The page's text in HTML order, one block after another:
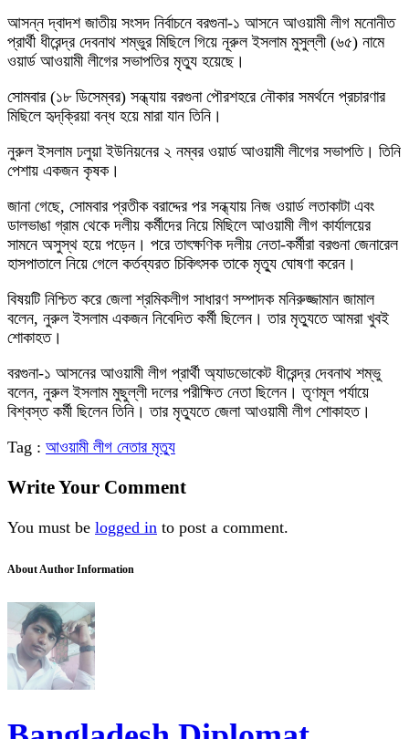
আসন্ন দ্বাদশ জাতীয় সংসদ নির্বাচনে বরগুনা-১ আসনে আওয়ামী লীগ মনোনীত
প্রার্থী ধীরেন্দ্র দেবনাথ শম্ভুর মিছিলে গিয়ে নূরুল ইসলাম মুসুল্লী (৬৫) নামে
ওয়ার্ড আওয়ামী লীগের সভাপতির মৃত্যু হয়েছে।
সোমবার (১৮ ডিসেম্বর) সন্ধ্যায় বরগুনা পৌরশহরে নৌকার সমর্থনে প্রচারণার
মিছিলে হৃদ্‌ক্রিয়া বন্ধ হয়ে মারা যান তিনি।
নুরুল ইসলাম ঢলুয়া ইউনিয়নের ২ নম্বর ওয়ার্ড আওয়ামী লীগের সভাপতি। তিনি
পেশায় একজন কৃষক।
জানা গেছে, সোমবার প্রতীক বরাদ্দের পর সন্ধ্যায় নিজ ওয়ার্ড লতাকাটা এবং
ডালভাঙা গ্রাম থেকে দলীয় কর্মীদের নিয়ে মিছিলে আওয়ামী লীগ কার্যালয়ের
সামনে অসুস্থ হয়ে পড়েন। পরে তাৎক্ষণিক দলীয় নেতা-কর্মীরা বরগুনা জেনারেল
হাসপাতালে নিয়ে গেলে কর্তব্যরত চিকিৎসক তাকে মৃত্যু ঘোষণা করেন।
বিষয়টি নিশ্চিত করে জেলা শ্রমিকলীগ সাধারণ সম্পাদক মনিরুজ্জামান জামাল
বলেন, নুরুল ইসলাম একজন নিবেদিত কর্মী ছিলেন। তার মৃত্যুতে আমরা খুবই
শোকাহত।
বরগুনা-১ আসনের আওয়ামী লীগ প্রার্থী অ্যাডভোকেট ধীরেন্দ্র দেবনাথ শম্ভু
বলেন, নুরুল ইসলাম মুছুল্লী দলের পরীক্ষিত নেতা ছিলেন। তৃণমূল পর্যায়ে
বিশ্বস্ত কর্মী ছিলেন তিনি। তার মৃত্যুতে জেলা আওয়ামী লীগ শোকাহত।
Tag : আওয়ামী লীগ নেতার মৃত্যু
Write Your Comment
You must be logged in to post a comment.
About Author Information